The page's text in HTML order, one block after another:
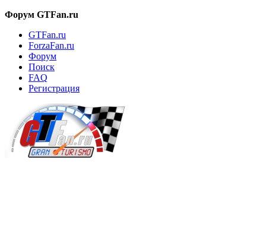
Форум GTFan.ru
GTFan.ru
ForzaFan.ru
Форум
Поиск
FAQ
Регистрация